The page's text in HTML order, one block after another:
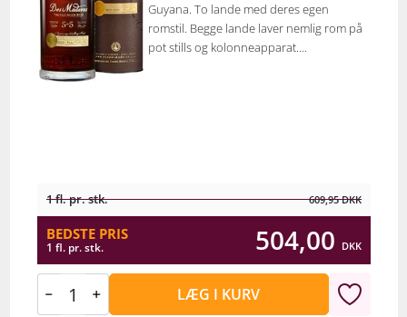
Guyana. To lande med deres egen
romstil. Begge lande laver nemlig rom på
pot stills og kolonneapparat....
1 fl. pr. stk. 609,95DKK
BEDSTE PRIS
1 fl. pr. stk. 504,00 DKK
LÆG I KURV